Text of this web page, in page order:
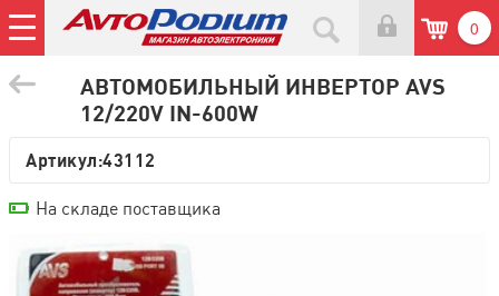
0
АВТОМОБИЛЬНЫЙ ИНВЕРТОР AVS
12/220V IN-600W
Артикул:43112
На складе поставщика